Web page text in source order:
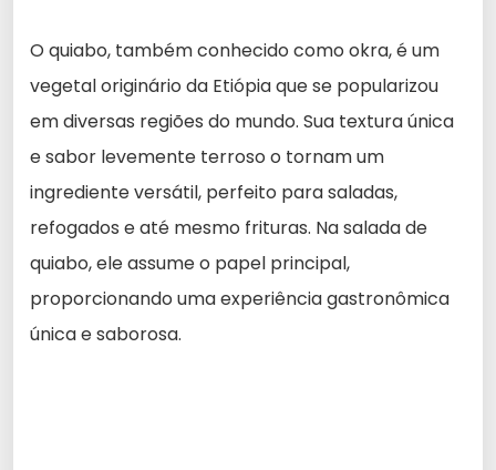
O quiabo, também conhecido como okra, é um
vegetal originário da Etiópia que se popularizou
em diversas regiões do mundo. Sua textura única
e sabor levemente terroso o tornam um
ingrediente versátil, perfeito para saladas,
refogados e até mesmo frituras. Na salada de
quiabo, ele assume o papel principal,
proporcionando uma experiência gastronômica
única e saborosa.